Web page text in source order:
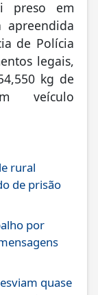
preso em
de Polícia
legais,
kg de
veículo
rural
de prisão
por
quase